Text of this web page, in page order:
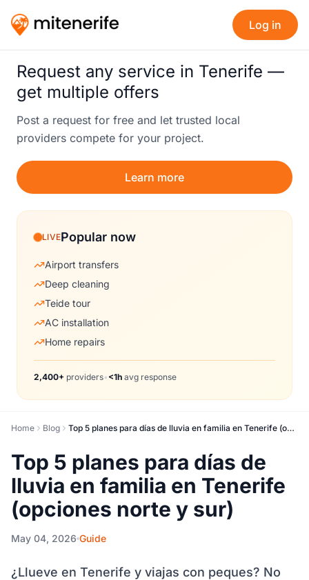
Log in
Request any service in Tenerife —
get multiple offers
Post a request for free and let trusted local
providers compete for your project.
Learn more
LIVEPopular now
Airport transfers
Deep cleaning
Teide tour
AC installation
Home repairs
2,400+ providers• <1h avg response
Home Blog Top 5 planes para días de lluvia en familia en Tenerife (opciones norte y sur)
Top 5 planes para días de
lluvia en familia en Tenerife
(opciones norte y sur)
May 04, 2026 Guide
¿Llueve en Tenerife y viajas con peques? No